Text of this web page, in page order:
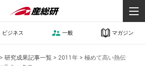
ビジネス 一般 マガジン
>研究成果記事一覧 > 2011年 >極めて高い熱伝